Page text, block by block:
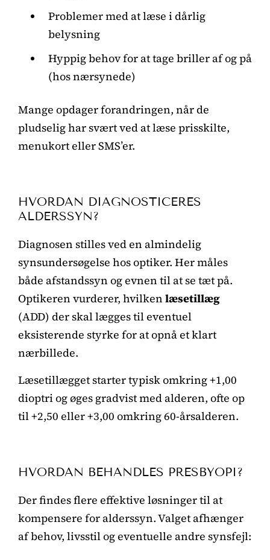
Problemer med at læse i dårlig
belysning
Hyppig behov for at tage briller af og på
(hos nærsynede)
Mange opdager forandringen, når de
pludselig har svært ved at læse prisskilte,
menukort eller SMS’er.
HVORDAN DIAGNOSTICERES
ALDERSSYN?
Diagnosen stilles ved en almindelig
synsundersøgelse hos optiker. Her måles
både afstandssyn og evnen til at se tæt på.
Optikeren vurderer, hvilken læsetillæg
(ADD) der skal lægges til eventuel
eksisterende styrke for at opnå et klart
nærbillede.
Læsetillægget starter typisk omkring +1,00
dioptri og øges gradvist med alderen, ofte op
til +2,50 eller +3,00 omkring 60-årsalderen.
HVORDAN BEHANDLES PRESBYOPI?
Der findes flere effektive løsninger til at
kompensere for alderssyn. Valget afhænger
af behov, livsstil og eventuelle andre synsfejl: